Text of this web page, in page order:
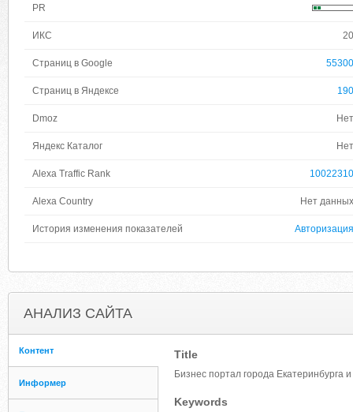
PR
ИКС 20
Страниц в Google 55300
Страниц в Яндексе 190
Dmoz Нет
Яндекс Каталог Нет
Alexa Traffic Rank 10022310
Alexa Country Нет данных
История изменения показателей Авторизация
АНАЛИЗ САЙТА
Контент
Информер
Title
Бизнес портал города Екатеринбурга
Keywords